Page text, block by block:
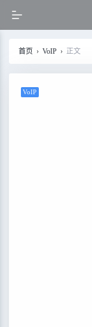
首页 › VoIP › 正文
VoIP